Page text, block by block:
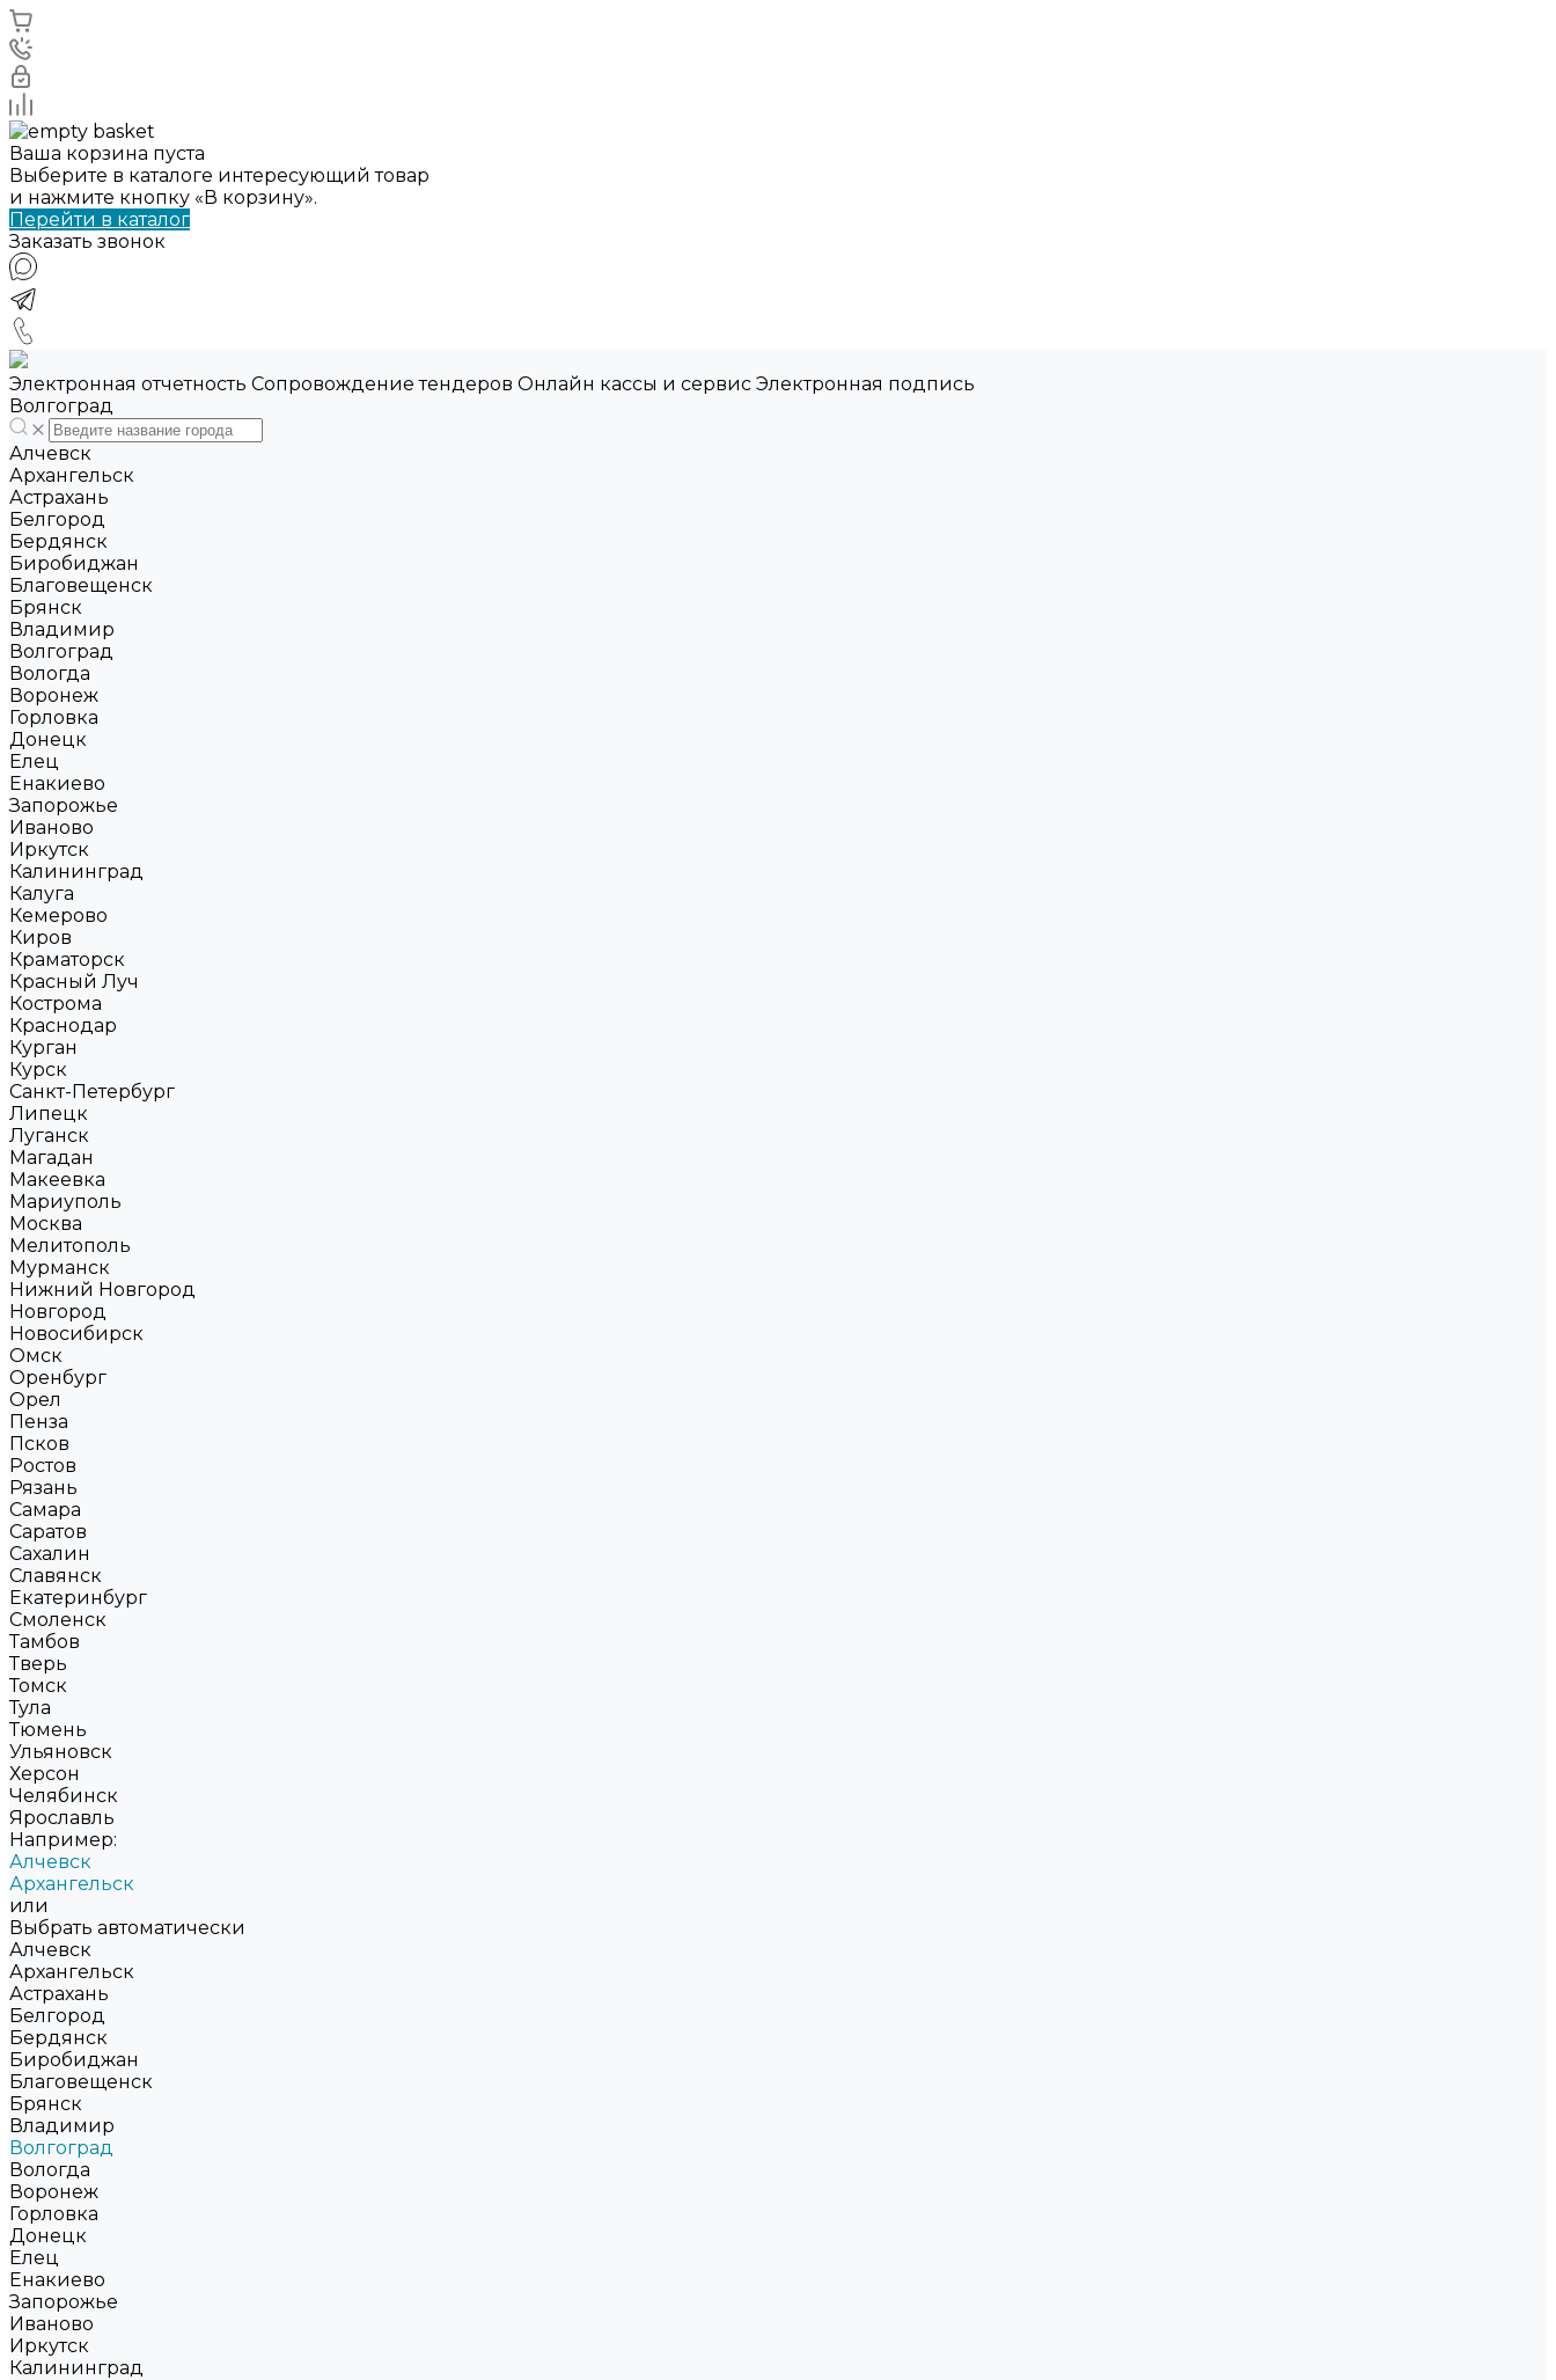
Ваша корзина пуста
Выберите в каталоге интересующий товар
и нажмите кнопку «В корзину».
Перейти в каталог
Заказать звонок
Электронная отчетность Сопровождение тендеров Онлайн кассы и сервис Электронная подпись
Волгоград
Алчевск
Архангельск
Астрахань
Белгород
Бердянск
Биробиджан
Благовещенск
Брянск
Владимир
Волгоград
Вологда
Воронеж
Горловка
Донецк
Елец
Енакиево
Запорожье
Иваново
Иркутск
Калининград
Калуга
Кемерово
Киров
Краматорск
Красный Луч
Кострома
Краснодар
Курган
Курск
Санкт-Петербург
Липецк
Луганск
Магадан
Макеевка
Мариуполь
Москва
Мелитополь
Мурманск
Нижний Новгород
Новгород
Новосибирск
Омск
Оренбург
Орел
Пенза
Псков
Ростов
Рязань
Самара
Саратов
Сахалин
Славянск
Екатеринбург
Смоленск
Тамбов
Тверь
Томск
Тула
Тюмень
Ульяновск
Херсон
Челябинск
Ярославль
Например:
Алчевск
Архангельск
или
Выбрать автоматически
Алчевск
Архангельск
Астрахань
Белгород
Бердянск
Биробиджан
Благовещенск
Брянск
Владимир
Волгоград
Вологда
Воронеж
Горловка
Донецк
Елец
Енакиево
Запорожье
Иваново
Иркутск
Калининград